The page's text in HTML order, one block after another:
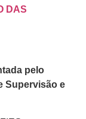
DAS
pelo
Supervisão e